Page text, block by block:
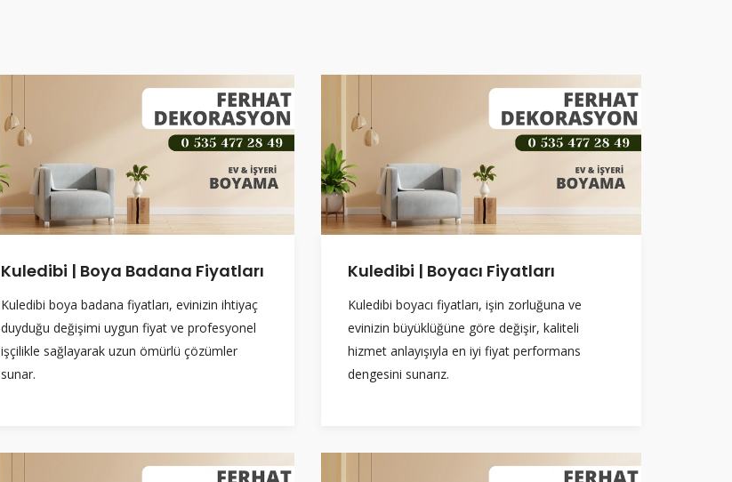
Kuledibi | Boya Badana Fiyatları
Kuledibi boya badana fiyatları, evinizin ihtiyaç
duyduğu değişimi uygun fiyat ve profesyonel
işçilikle sağlayarak uzun ömürlü çözümler
sunar.
Kuledibi | Boyacı Fiyatları
Kuledibi boyacı fiyatları, işin zorluğuna ve
evinizin büyüklüğüne göre değişir, kaliteli
hizmet anlayışıyla en iyi fiyat performans
dengesini sunarız.